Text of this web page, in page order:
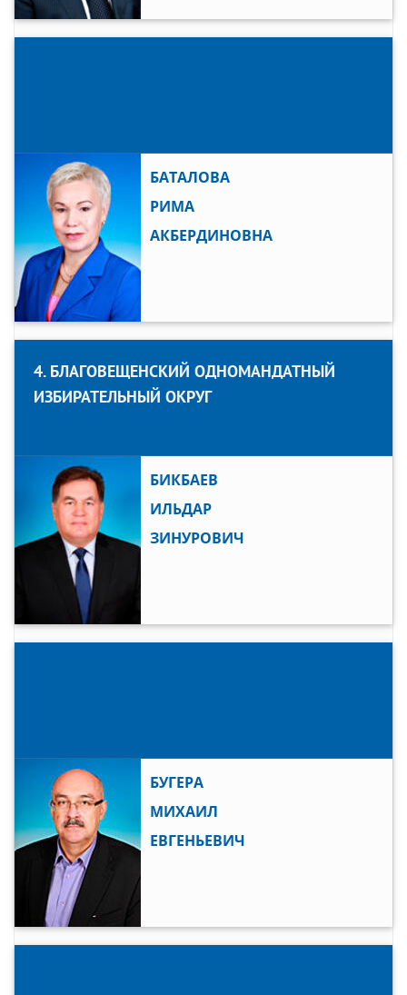
БАТАЛОВА
РИМА
АКБЕРДИНОВНА
4. БЛАГОВЕЩЕНСКИЙ ОДНОМАНДАТНЫЙ
ИЗБИРАТЕЛЬНЫЙ ОКРУГ
БИКБАЕВ
ИЛЬДАР
ЗИНУРОВИЧ
БУГЕРА
МИХАИЛ
ЕВГЕНЬЕВИЧ